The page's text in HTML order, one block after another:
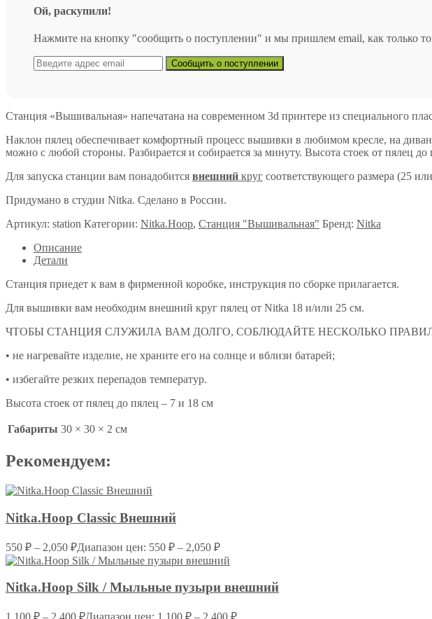
Ой, раскупили!
Нажмите на кнопку "сообщить о поступлении" и мы пришлем email, как только
Станция «Вышивальная» напечатана на современном 3d принтере из специального
Наклон пялец обеспечивает комфортный процесс вышивки в любимом кресле, на
можно с любой стороны. Разбирается и собирается за минуту. Высота стоек от пялец до
Для запуска станции вам понадобится внешний круг соответствующего размера (25
Придумано в студии Nitka. Сделано в России.
Артикул: station Категории: Nitka.Hoop, Станция "Вышивальная" Бренд: Nitka
Описание
Детали
Станция приедет к вам в фирменной коробке, инструкция по сборке прилагается.
Для вышивки вам необходим внешний круг пялец от Nitka 18 и/или 25 см.
ЧТОБЫ СТАНЦИЯ СЛУЖИЛА ВАМ ДОЛГО, СОБЛЮДАЙТЕ НЕСКОЛЬКО
• не нагревайте изделие, не храните его на солнце и вблизи батарей;
• избегайте резких перепадов температур.
Высота стоек от пялец до пялец – 7 и 18 см
Габариты 30 × 30 × 2 см
Рекомендуем:
Nitka.Hoop Classic Внешний
550 ₽ – 2,050 ₽Диапазон цен: 550 ₽ – 2,050 ₽
Nitka.Hoop Silk / Мыльные пузыри внешний
1,100 ₽ – 2,400 ₽Диапазон цен: 1,100 ₽ – 2,400 ₽